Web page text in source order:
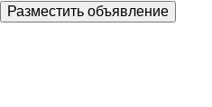
Разместить объявление